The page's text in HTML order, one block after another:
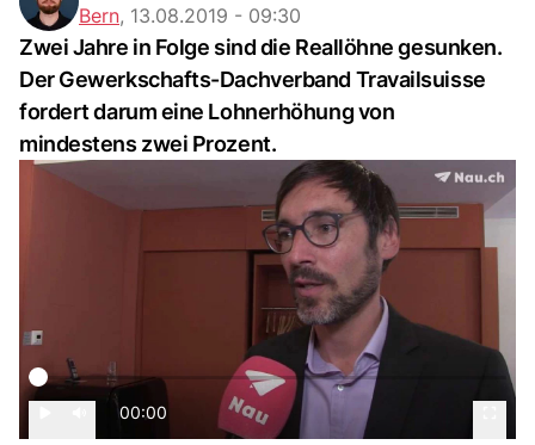
Bern, 13.08.2019 - 09:30
Zwei Jahre in Folge sind die Reallöhne gesunken.
Der Gewerkschafts-Dachverband Travailsuisse
fordert darum eine Lohnerhöhung von
mindestens zwei Prozent.
00:00